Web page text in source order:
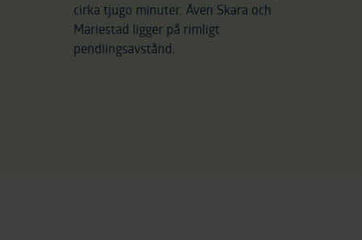
cirka tjugo minuter. Även Skara och
Mariestad ligger på rimligt
pendlingsavstånd.